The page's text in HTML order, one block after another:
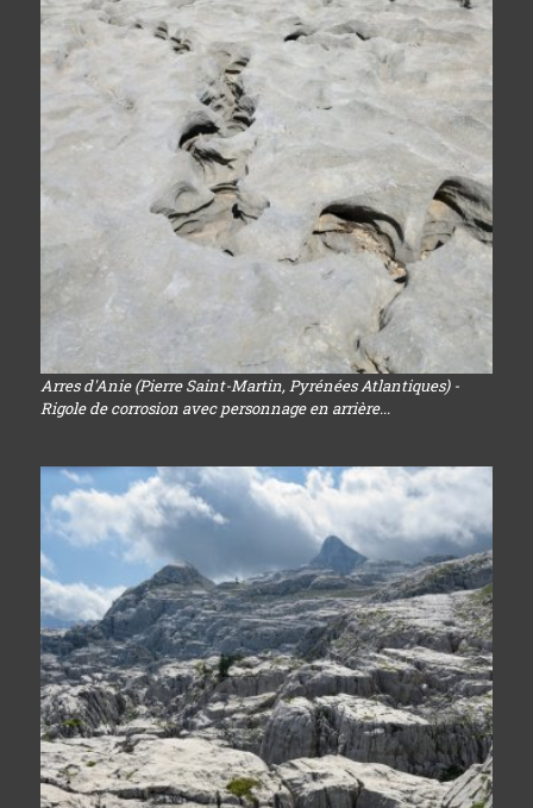
Arres d'Anie (Pierre Saint-Martin, Pyrénées Atlantiques) -
Rigole de corrosion avec personnage en arrière...